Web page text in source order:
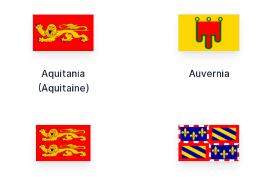
Aquitania
(Aquitaine)
Auvernia